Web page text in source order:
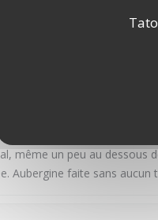
ce restaurant
2
Avril on était la pour mon
même un peu au dessous
Aubergine faite sans aucun